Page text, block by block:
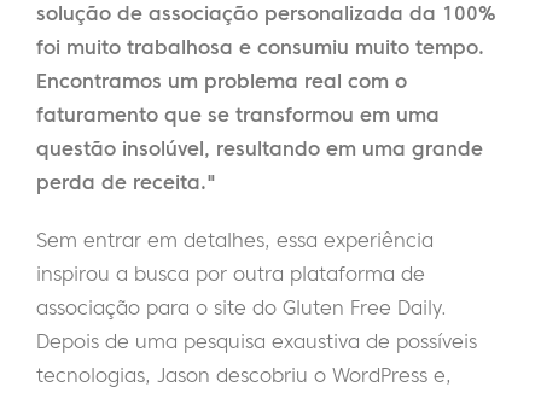
solução de associação personalizada da 100%
foi muito trabalhosa e consumiu muito tempo.
Encontramos um problema real com o
faturamento que se transformou em uma
questão insolúvel, resultando em uma grande
perda de receita."
Sem entrar em detalhes, essa experiência
inspirou a busca por outra plataforma de
associação para o site do Gluten Free Daily.
Depois de uma pesquisa exaustiva de possíveis
tecnologias, Jason descobriu o WordPress e,